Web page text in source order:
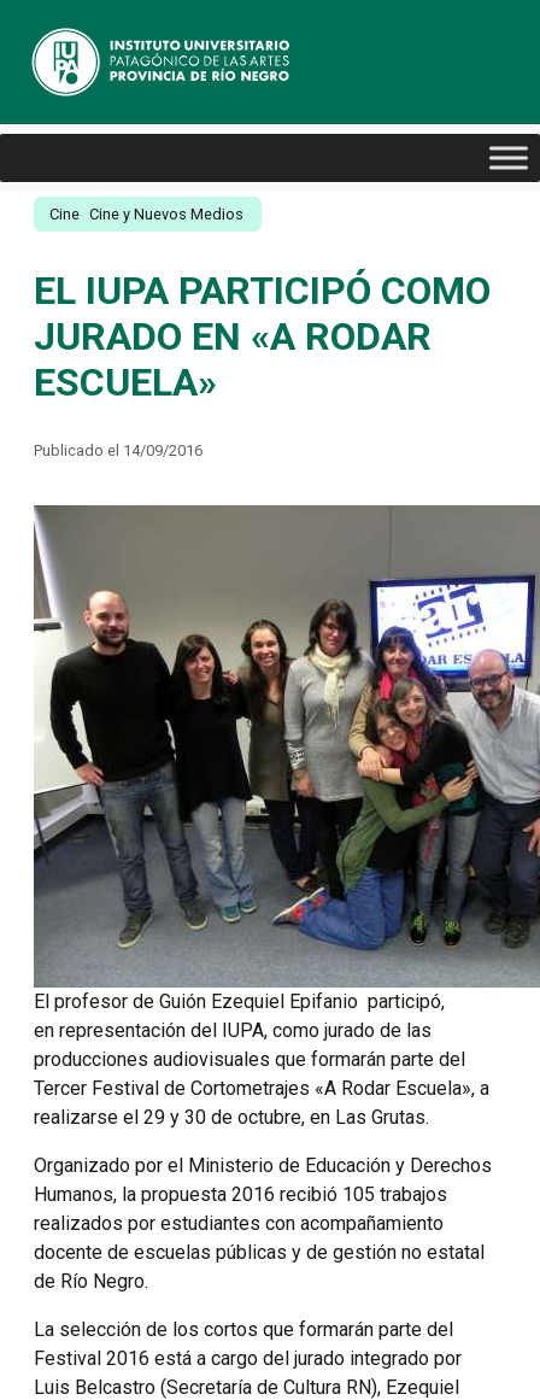
Cine Cine y Nuevos Medios
EL IUPA PARTICIPÓ COMO
JURADO EN «A RODAR
ESCUELA»
Publicado el 14/09/2016
El profesor de Guión Ezequiel Epifanio participó,
en representación del IUPA, como jurado de las
producciones audiovisuales que formarán parte del
Tercer Festival de Cortometrajes «A Rodar Escuela», a
realizarse el 29 y 30 de octubre, en Las Grutas.
Organizado por el Ministerio de Educación y Derechos
Humanos, la propuesta 2016 recibió 105 trabajos
realizados por estudiantes con acompañamiento
docente de escuelas públicas y de gestión no estatal
de Río Negro.
La selección de los cortos que formarán parte del
Festival 2016 está a cargo del jurado integrado por
Luis Belcastro (Secretaría de Cultura RN), Ezequiel